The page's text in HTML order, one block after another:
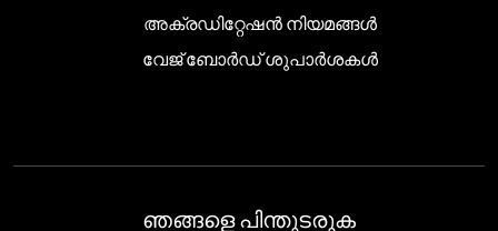
അക്രഡിറ്റേഷൻ നിയമങ്ങൾ
വേജ് ബോർഡ് ശുപാർശകൾ
ഞങ്ങളെ പിന്തുടരുക